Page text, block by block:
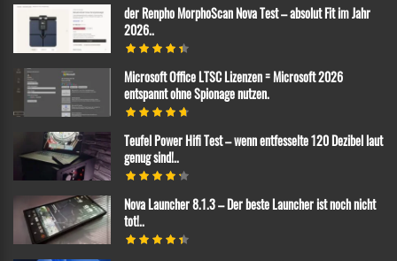
der Renpho MorphoScan Nova Test – absolut Fit im Jahr
2026..
Microsoft Office LTSC Lizenzen = Microsoft 2026
entspannt ohne Spionage nutzen.
Teufel Power Hifi Test – wenn entfesselte 120 Dezibel laut
genug sind!..
Nova Launcher 8.1.3 – Der beste Launcher ist noch nicht
tot!..